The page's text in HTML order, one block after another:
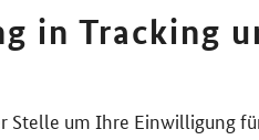
in Tracking
Stelle um Ihre Einwilligung